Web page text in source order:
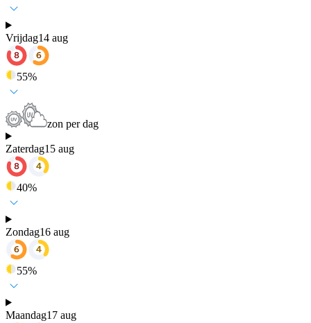
Vrijdag14 aug
55%
zon per dag
Zaterdag15 aug
40%
Zondag16 aug
55%
Maandag17 aug